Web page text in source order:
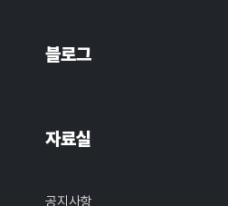
블로그
자료실
공지사항